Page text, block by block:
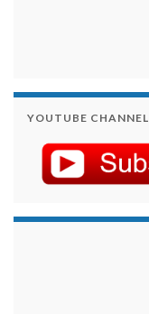
YOUTUBE CHANNEL